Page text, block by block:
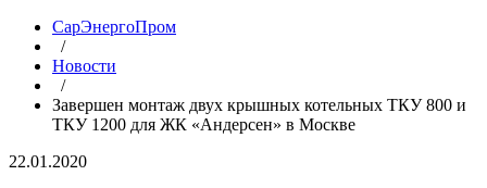
СарЭнергоПром
/
Новости
/
Завершен монтаж двух крышных котельных ТКУ 800 и
ТКУ 1200 для ЖК «Андерсен» в Москве
22.01.2020